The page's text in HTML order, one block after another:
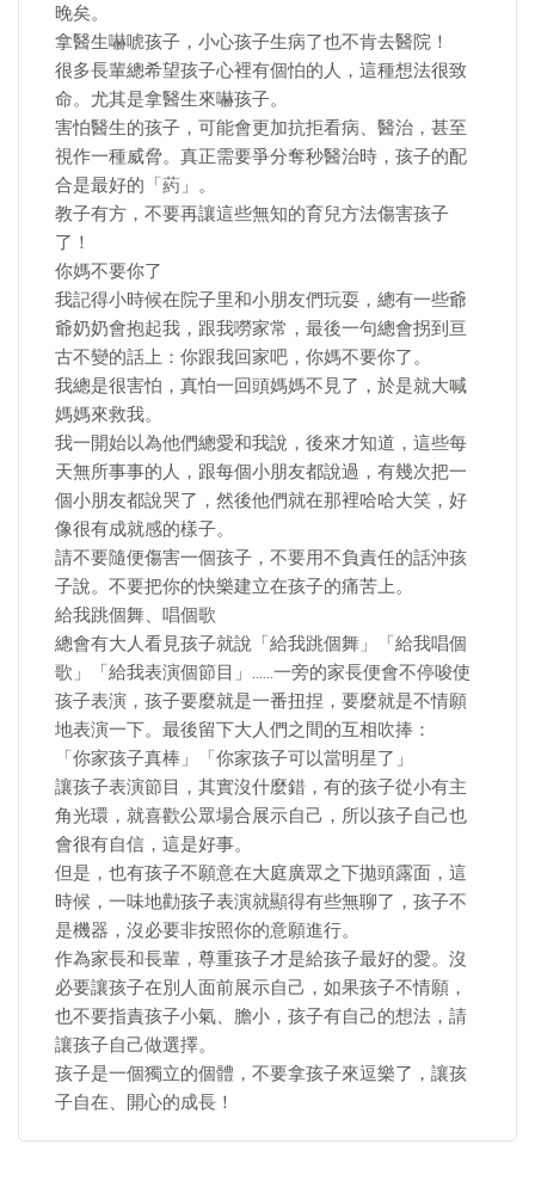
晚矣。
拿醫生嚇唬孩子，小心孩子生病了也不肯去醫院！
很多長輩總希望孩子心裡有個怕的人，這種想法很致
命。尤其是拿醫生來嚇孩子。
害怕醫生的孩子，可能會更加抗拒看病、醫治，甚至
視作一種威脅。真正需要爭分奪秒醫治時，孩子的配
合是最好的「葯」。
教子有方，不要再讓這些無知的育兒方法傷害孩子
了！
你媽不要你了
我記得小時候在院子里和小朋友們玩耍，總有一些爺
爺奶奶會抱起我，跟我嘮家常，最後一句總會拐到亘
古不變的話上：你跟我回家吧，你媽不要你了。
我總是很害怕，真怕一回頭媽媽不見了，於是就大喊
媽媽來救我。
我一開始以為他們總愛和我說，後來才知道，這些每
天無所事事的人，跟每個小朋友都說過，有幾次把一
個小朋友都說哭了，然後他們就在那裡哈哈大笑，好
像很有成就感的樣子。
請不要隨便傷害一個孩子，不要用不負責任的話沖孩
子說。不要把你的快樂建立在孩子的痛苦上。
給我跳個舞、唱個歌
總會有大人看見孩子就說「給我跳個舞」「給我唱個
歌」「給我表演個節目」……一旁的家長便會不停唆使
孩子表演，孩子要麼就是一番扭捏，要麼就是不情願
地表演一下。最後留下大人們之間的互相吹捧：
「你家孩子真棒」「你家孩子可以當明星了」
讓孩子表演節目，其實沒什麼錯，有的孩子從小有主
角光環，就喜歡公眾場合展示自己，所以孩子自己也
會很有自信，這是好事。
但是，也有孩子不願意在大庭廣眾之下拋頭露面，這
時候，一味地勸孩子表演就顯得有些無聊了，孩子不
是機器，沒必要非按照你的意願進行。
作為家長和長輩，尊重孩子才是給孩子最好的愛。沒
必要讓孩子在別人面前展示自己，如果孩子不情願，
也不要指責孩子小氣、膽小，孩子有自己的想法，請
讓孩子自己做選擇。
孩子是一個獨立的個體，不要拿孩子來逗樂了，讓孩
子自在、開心的成長！